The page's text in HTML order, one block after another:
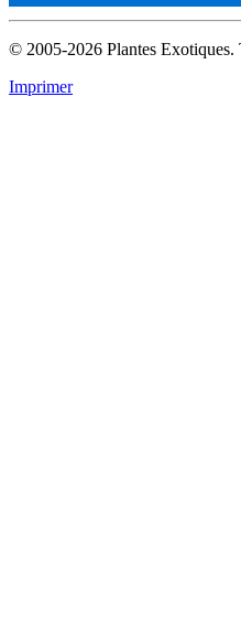
© 2005-2026 Plantes Exotiques.
Imprimer